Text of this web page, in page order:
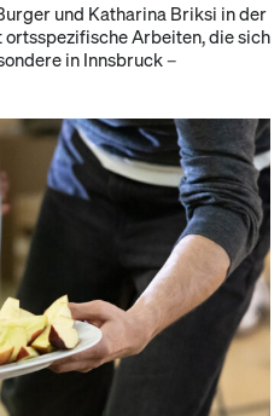
und Katharina Briksi in der
Arbeiten, die sich
in Innsbruck –